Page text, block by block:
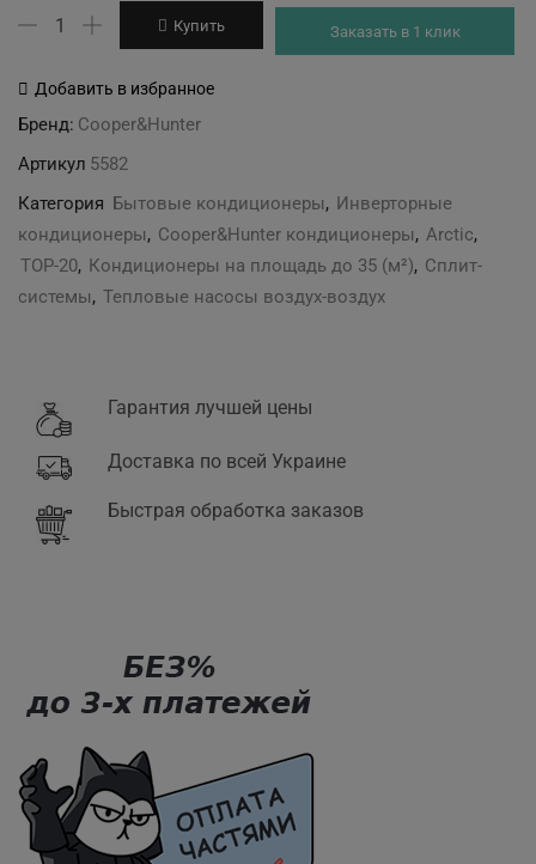
Количество
Cooper&Hunter
S12FTXLA2-
NG
Купить Заказать в 1 клик
Добавить в избранное
Бренд: Cooper&Hunter
Артикул 5582
Категория Бытовые кондиционеры, Инверторные
кондиционеры, Cooper&Hunter кондиционеры, Arctic,
TOP-20, Кондиционеры на площадь до 35 (м²), Сплит-
системы, Тепловые насосы воздух-воздух
Гарантия лучшей цены
Доставка по всей Украине
Быстрая обработка заказов